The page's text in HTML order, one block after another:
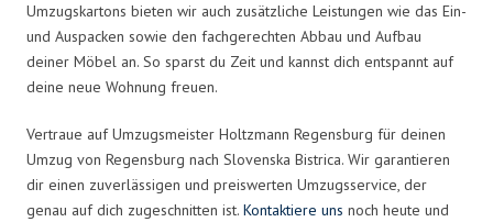
Umzugskartons bieten wir auch zusätzliche Leistungen wie das Ein-
und Auspacken sowie den fachgerechten Abbau und Aufbau
deiner Möbel an. So sparst du Zeit und kannst dich entspannt auf
deine neue Wohnung freuen.
Vertraue auf Umzugsmeister Holtzmann Regensburg für deinen
Umzug von Regensburg nach Slovenska Bistrica. Wir garantieren
dir einen zuverlässigen und preiswerten Umzugsservice, der
genau auf dich zugeschnitten ist. Kontaktiere uns noch heute und